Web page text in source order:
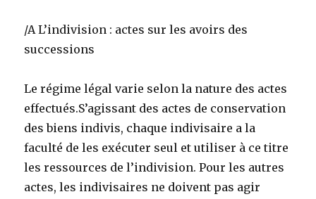
/A L’indivision : actes sur les avoirs des
successions
Le régime légal varie selon la nature des actes
effectués.S’agissant des actes de conservation
des biens indivis, chaque indivisaire a la
faculté de les exécuter seul et utiliser à ce titre
les ressources de l’indivision. Pour les autres
actes, les indivisaires ne doivent pas agir